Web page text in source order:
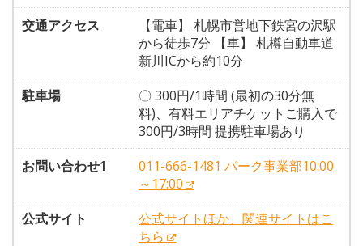
交通アクセス
【電車】 札幌市営地下鉄宮の沢駅
から徒歩7分 【車】 札樽自動車道
新川ICから約10分
駐車場
〇 300円/1時間 (最初の30分無
料)、有料エリアチケットご購入で
300円/3時間 提携駐車場あり
お問い合わせ1
011-666-1481 パーク事業部10:00
～17:00
公式サイト
公式サイトほか、関連サイトはこ
ちら